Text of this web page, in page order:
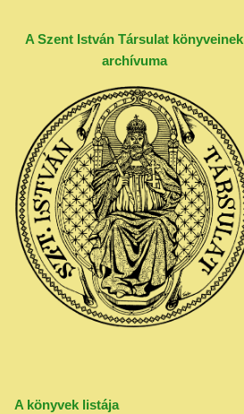
A Szent István Társulat könyveinek
archívuma
A könyvek listája